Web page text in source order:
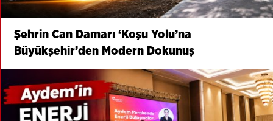
Şehrin Can Damarı ‘Koşu Yolu’na
Büyükşehir’den Modern Dokunuş